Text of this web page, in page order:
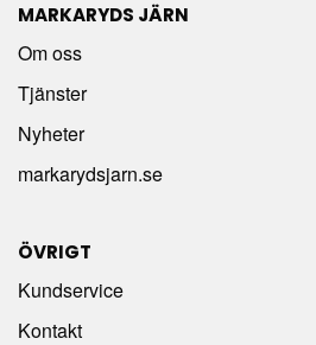
MARKARYDS JÄRN
Om oss
Tjänster
Nyheter
markarydsjarn.se
ÖVRIGT
Kundservice
Kontakt